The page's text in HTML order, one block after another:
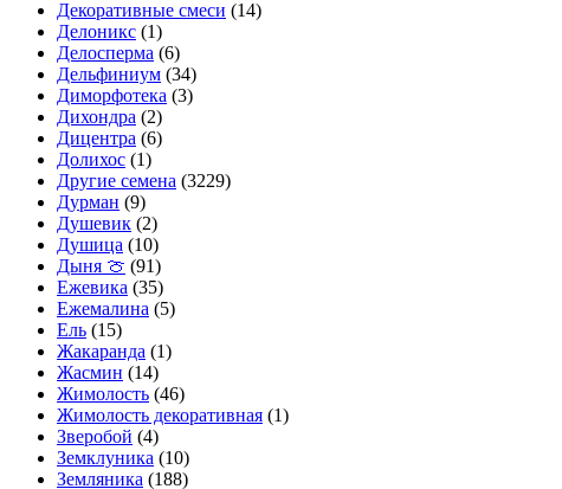
Декоративные смеси (14)
Делоникс (1)
Делосперма (6)
Дельфиниум (34)
Диморфотека (3)
Дихондра (2)
Дицентра (6)
Долихос (1)
Другие семена (3229)
Дурман (9)
Душевик (2)
Душица (10)
Дыня 🍈 (91)
Ежевика (35)
Ежемалина (5)
Ель (15)
Жакаранда (1)
Жасмин (14)
Жимолость (46)
Жимолость декоративная (1)
Зверобой (4)
Земклуника (10)
Земляника (188)